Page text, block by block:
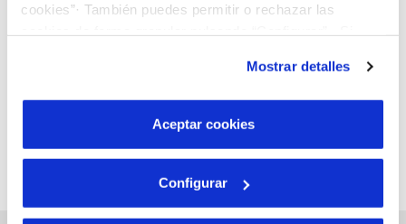
cookies”· También puedes permitir o rechazar las
instalación de todas las cookies salvo las necesarias que
son indispensables para que el sitio web funcione y que
por tanto no se pueden desactivar. Puedes consultar
Mostrar detalles
Aceptar cookies
Configurar